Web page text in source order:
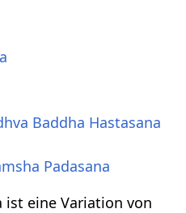
Baddha Hastasana
Padasana
ist eine Variation von